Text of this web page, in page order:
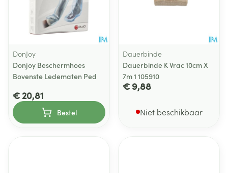
DonJoy
Donjoy Beschermhoes
Bovenste Ledematen Ped
€ 20,81
Bestel
Dauerbinde
Dauerbinde K Vrac 10cm X
7m 1 105910
€ 9,88
Niet beschikbaar